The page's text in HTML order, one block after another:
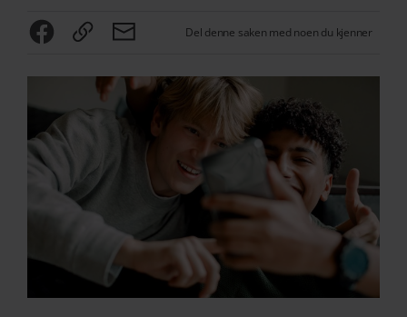
Del denne saken med noen du kjenner